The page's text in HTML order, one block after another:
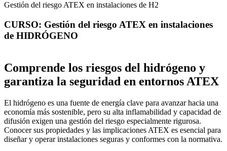
Gestión del riesgo ATEX en instalaciones de H2
CURSO: Gestión del riesgo ATEX en instalaciones
de HIDRÓGENO
Comprende los riesgos del hidrógeno y
garantiza la seguridad en entornos ATEX
El hidrógeno es una fuente de energía clave para avanzar hacia una
economía más sostenible, pero su alta inflamabilidad y capacidad de
difusión exigen una gestión del riesgo especialmente rigurosa.
Conocer sus propiedades y las implicaciones ATEX es esencial para
diseñar y operar instalaciones seguras y conformes con la normativa.